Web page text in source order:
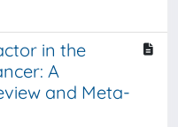
in the
A
and Meta-